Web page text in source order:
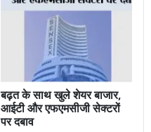
बढ़त के साथ खुले शेयर बाजार,
आईटी और एफएमसीजी सेक्टरों
पर दबाव